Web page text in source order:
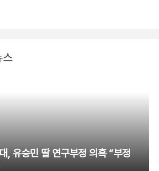
스
, 유승민 딸 연구부정 의혹 “부정